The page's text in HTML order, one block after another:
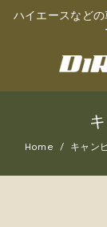
ハイエースなど
Home キャン